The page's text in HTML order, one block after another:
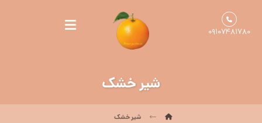
۰۹۱۰۷۴۸۱۷۸۰
شیر خشک
شیر خشک